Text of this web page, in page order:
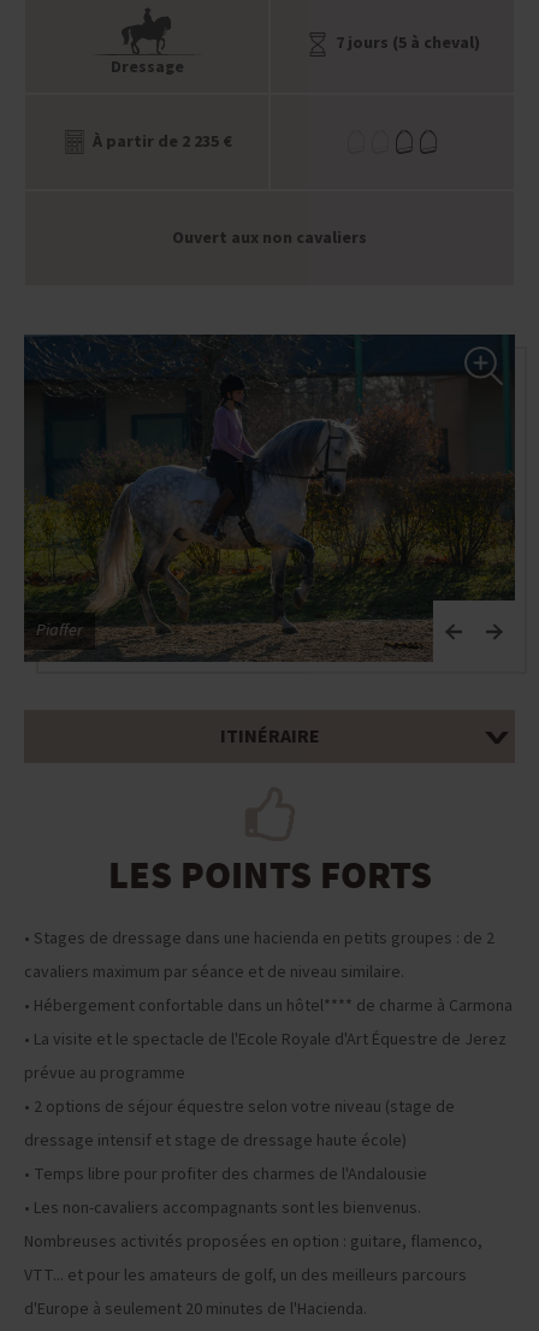
Dressage
7 jours (5 à cheval)
À partir de 2 235 €
Ouvert aux non cavaliers
Piaffer
ITINÉRAIRE
LES POINTS FORTS
• Stages de dressage dans une hacienda en petits groupes : de 2
cavaliers maximum par séance et de niveau similaire.
• Hébergement confortable dans un hôtel**** de charme à Carmona
• La visite et le spectacle de l'Ecole Royale d'Art Équestre de Jerez
prévue au programme
• 2 options de séjour équestre selon votre niveau (stage de
dressage intensif et stage de dressage haute école)
• Temps libre pour profiter des charmes de l'Andalousie
• Les non-cavaliers accompagnants sont les bienvenus.
Nombreuses activités proposées en option : guitare, flamenco,
VTT... et pour les amateurs de golf, un des meilleurs parcours
d'Europe à seulement 20 minutes de l'Hacienda.